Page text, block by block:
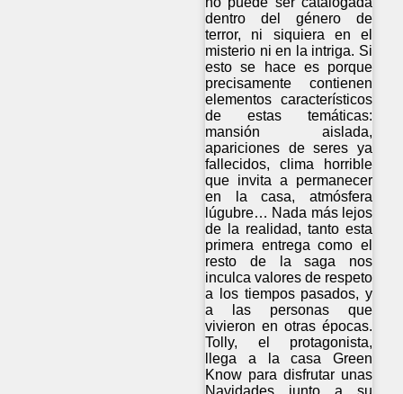
dentro del género de
terror, ni siquiera en el
misterio ni en la intriga. Si
esto se hace es porque
precisamente contienen
elementos característicos
de estas temáticas:
mansión aislada,
apariciones de seres ya
fallecidos, clima horrible
que invita a permanecer
en la casa, atmósfera
lúgubre… Nada más lejos
de la realidad, tanto esta
primera entrega como el
resto de la saga nos
inculca valores de respeto
a los tiempos pasados, y
a las personas que
vivieron en otras épocas.
Tolly, el protagonista,
llega a la casa Green
Know para disfrutar unas
Navidades junto a su